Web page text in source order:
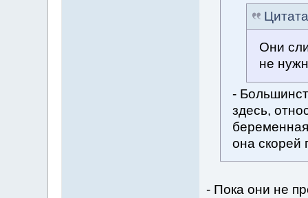
Они
не
-
здесь,
она скорей
- Пока они не